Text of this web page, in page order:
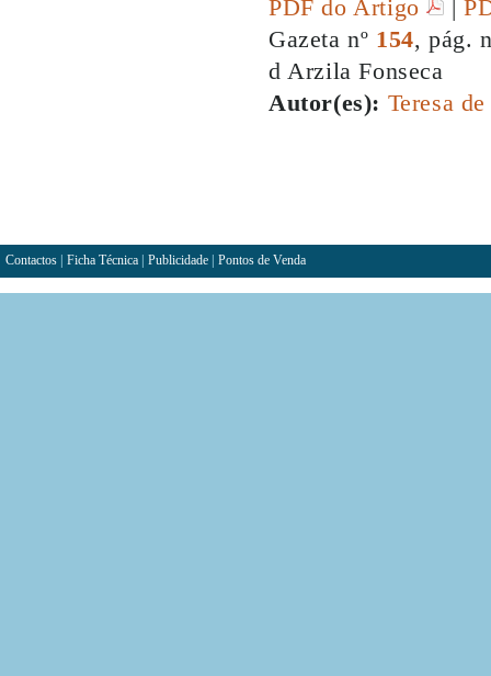
PDF do Artigo |
Gazeta nº 154, pág.
d Arzila Fonseca
Autor(es): Teresa
Contactos Ficha Técnica Publicidade Pontos de Venda